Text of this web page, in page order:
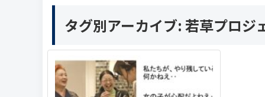
タグ別アーカイブ: 若草プロジ